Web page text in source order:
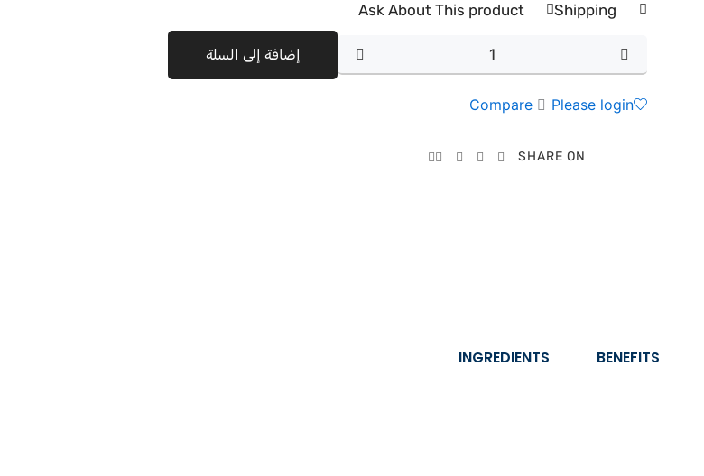
Shipping
Ask About This product
إضافة إلى السلة
Please login
Compare
SHARE ON
BENEFITS
INGREDIENTS